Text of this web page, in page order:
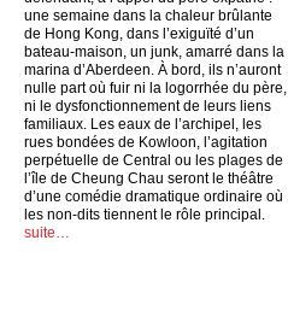
une semaine dans la chaleur brûlante
de Hong Kong, dans l’exiguïté d’un
bateau-maison, un junk, amarré dans la
marina d’Aberdeen. À bord, ils n’auront
nulle part où fuir ni la logorrhée du père,
ni le dysfonctionnement de leurs liens
familiaux. Les eaux de l’archipel, les
rues bondées de Kowloon, l’agitation
perpétuelle de Central ou les plages de
l’île de Cheung Chau seront le théâtre
d’une comédie dramatique ordinaire où
les non-dits tiennent le rôle principal.
suite…